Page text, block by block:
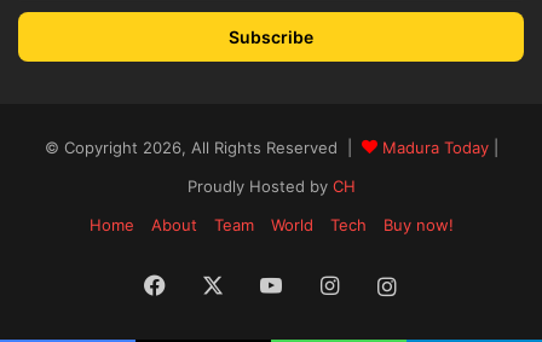
Email
© Copyright 2026, All Rights Reserved | Madura Today
Proudly Hosted by CH
Home
About Team World Tech Buy now!
Facebook YouTubeInstagram